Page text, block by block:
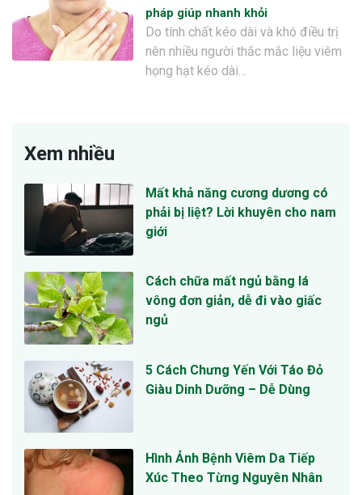
pháp giúp nhanh khỏi
Do tính chất kéo dài và khó điều trị
nên nhiều người thắc mắc liệu viêm
họng hạt kéo dài…
Xem nhiều
Mất khả năng cương dương có
phải bị liệt? Lời khuyên cho nam
giới
Cách chữa mất ngủ bằng lá
vông đơn giản, dễ đi vào giấc
ngủ
5 Cách Chưng Yến Với Táo Đỏ
Giàu Dinh Dưỡng – Dễ Dùng
Hình Ảnh Bệnh Viêm Da Tiếp
Xúc Theo Từng Nguyên Nhân